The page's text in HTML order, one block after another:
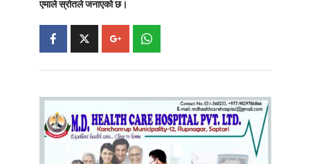
एमाले स्रोतले जनाएको छ।